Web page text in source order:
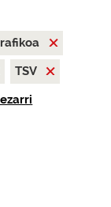
TSV